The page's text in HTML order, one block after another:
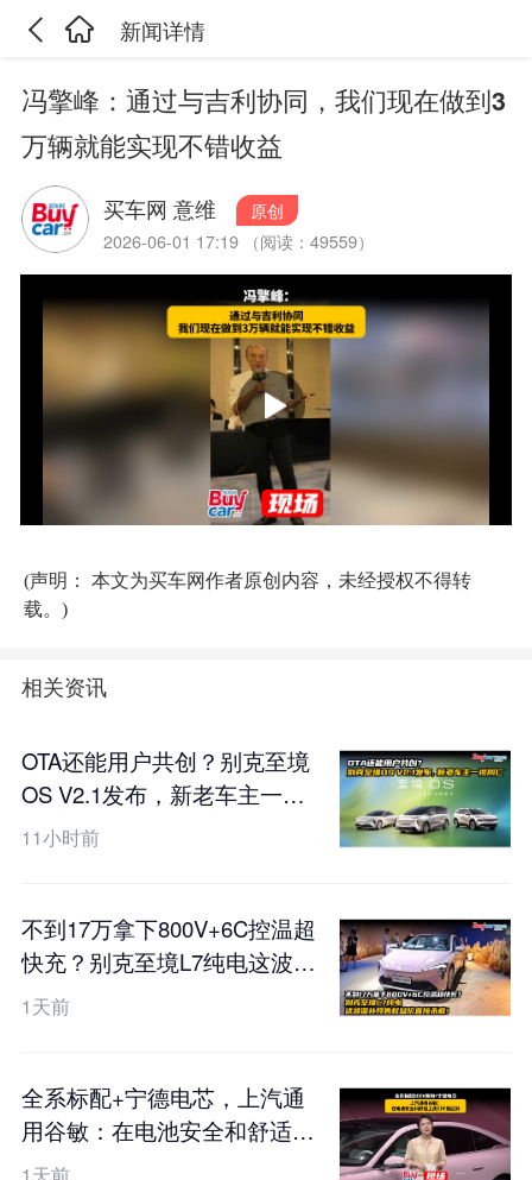
新闻详情
冯擎峰：通过与吉利协同，我们现在做到3
万辆就能实现不错收益
买车网 意维
原创
2026-06-01 17:19 （阅读：49559）
(声明： 本文为买车网作者原创内容，未经授权不得转
载。)
相关资讯
OTA还能用户共创？别克至境
OS V2.1发布，新老车主一视
同仁
11小时前
不到17万拿下800V+6C控温超
快充？别克至境L7纯电这波国
补预售权益价直接杀疯！
1天前
全系标配+宁德电芯，上汽通
用谷敏：在电池安全和舒适上
我们不搞区别
1天前